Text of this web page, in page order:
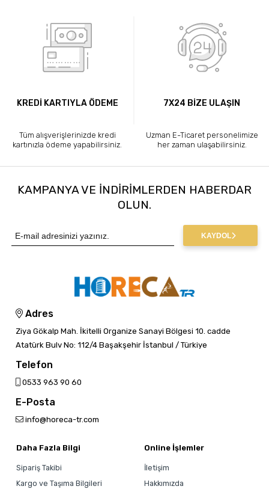
KREDİ KARTIYLA ÖDEME
Tüm alışverişlerinizde kredi
kartınızla ödeme yapabilirsiniz.
7X24 BİZE ULAŞIN
Uzman E-Ticaret personelimize
her zaman ulaşabilirsiniz.
KAMPANYA VE INDIRIMLERDEN HABERDAR
OLUN.
KAYDOL
Adres
Ziya Gökalp Mah. İkitelli Organize Sanayi Bölgesi 10. cadde
Atatürk Bulv No: 112/4 Başakşehir İstanbul / Türkiye
Telefon
0533 963 90 60
E-Posta
info@horeca-tr.com
Daha Fazla Bilgi
Sipariş Takibi
Kargo ve Taşıma Bilgileri
Online İşlemler
İletişim
Hakkımızda